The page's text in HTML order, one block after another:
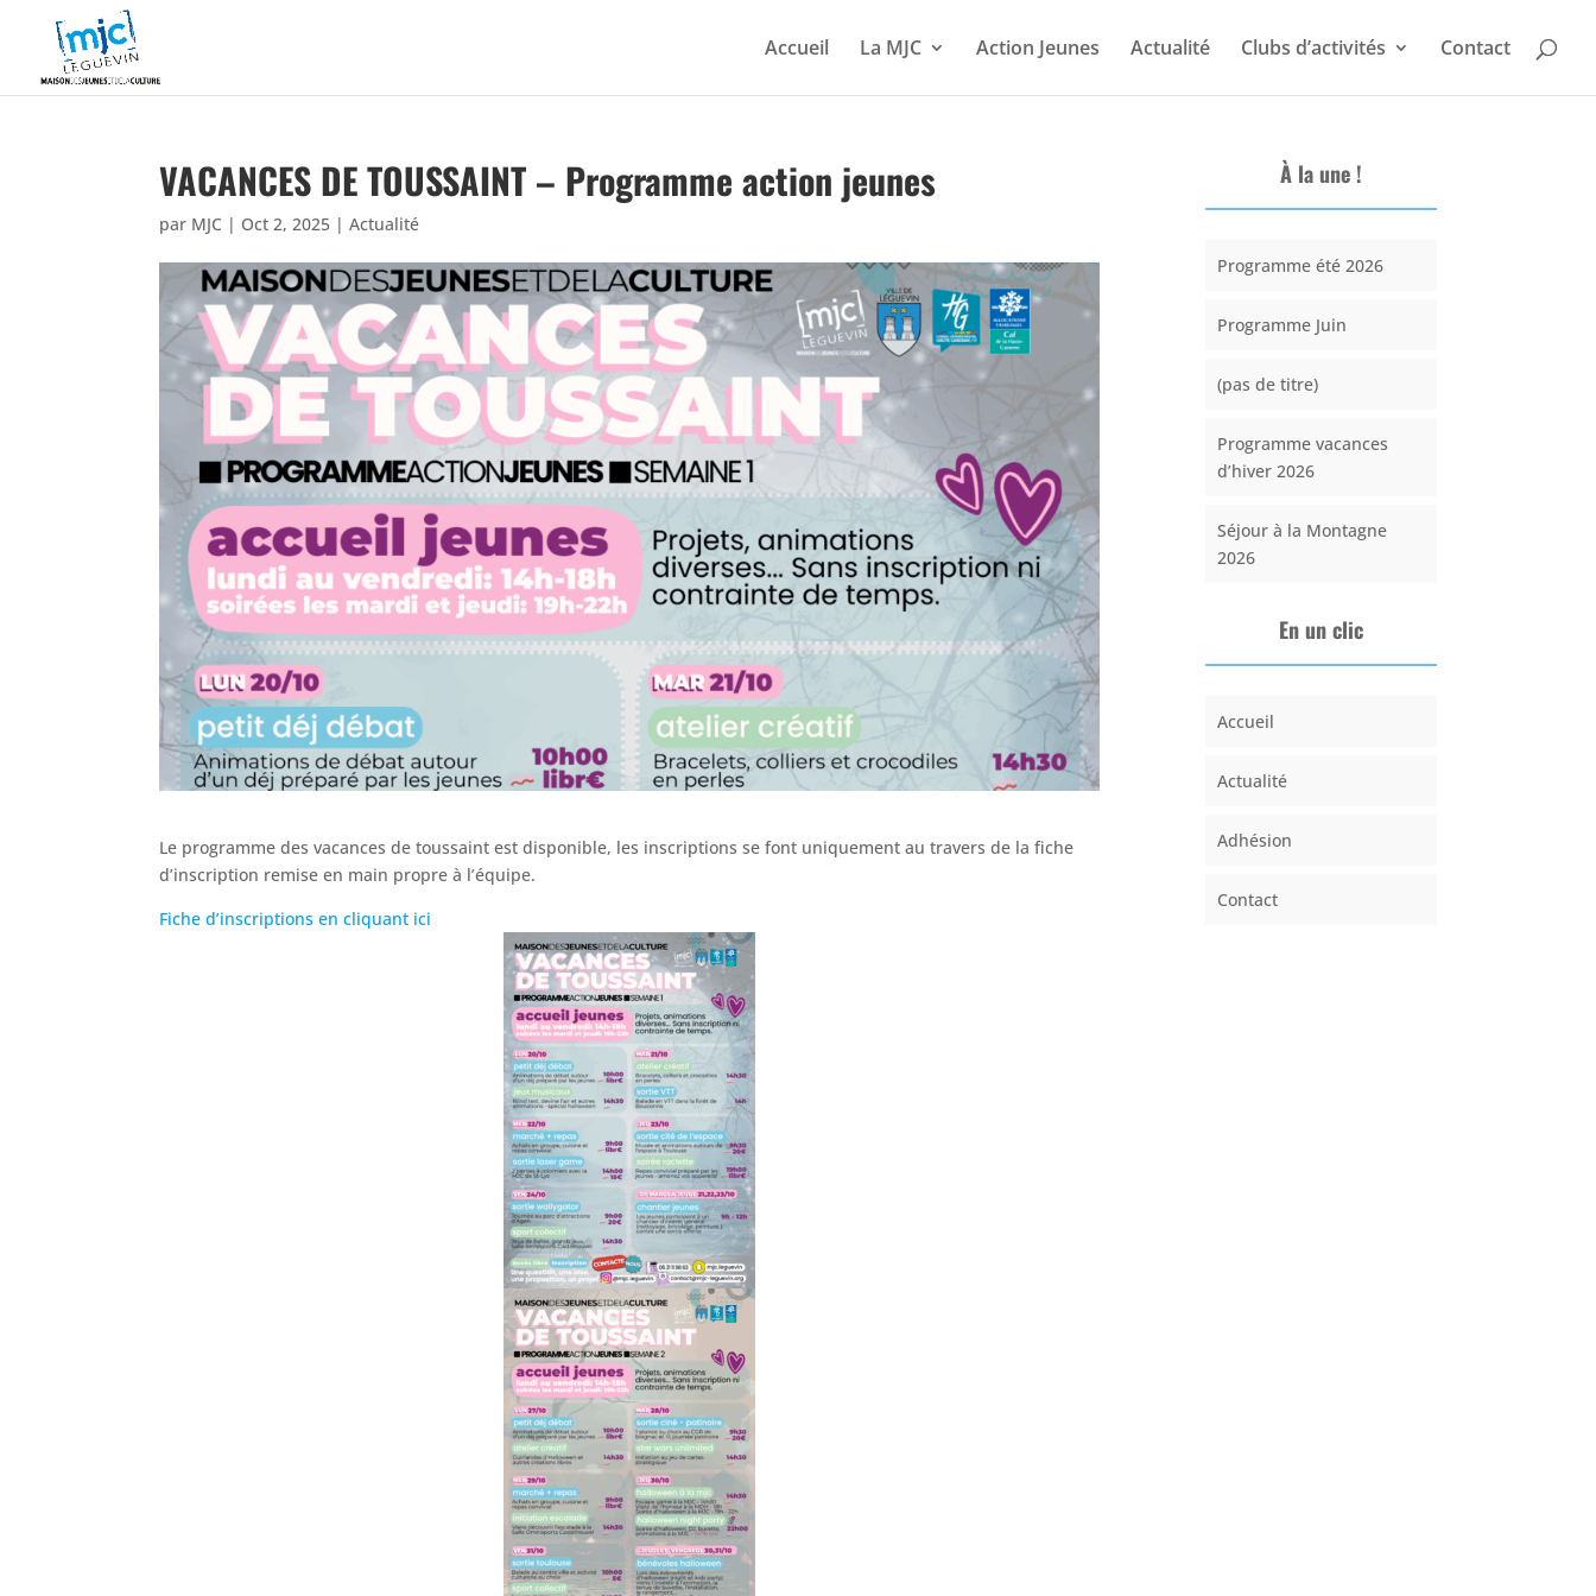
Accueil La MJC Action Jeunes Actualité Clubs d’activités Contact
VACANCES DE TOUSSAINT – Programme action jeunes
par MJC | Oct 2, 2025 |Actualité
Le programme des vacances de toussaint est disponible, les inscriptions se font uniquement au travers de la fiche
d’inscription remise en main propre à l’équipe.
Fiche d’inscriptions en cliquant ici
À la une !
Programme été 2026
Programme Juin
(pas de titre)
Programme vacances
d’hiver 2026
Séjour à la Montagne
2026
En un clic
Accueil
Actualité
Adhésion
Contact